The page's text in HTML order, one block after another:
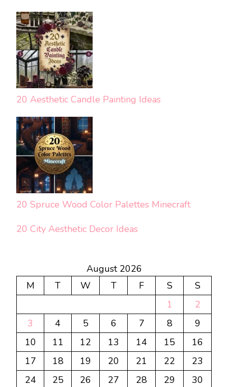
20 Aesthetic Candle Painting Ideas
20 Spruce Wood Color Palettes Minecraft
20 City Aesthetic Decor Ideas
August 2026
M
T W T F S
S
1
2
3
4 5 6 7 8
9
10
11 12 13 14 15
16
17
18 19 20 21 22
23
24
25 26 27 28 29
30